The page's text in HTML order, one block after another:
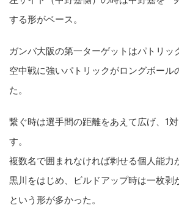
する形がベース。
ガンバ大阪の第一ターゲットはパトリッ
空中戦に強いパトリックがロングボール
た。
繋ぐ時は選手間の距離をあえて広げ、1
す。
複数名で囲まれなければ剥せる個人能力
黒川をはじめ、ビルドアップ時は一枚剥
という形が多かった。